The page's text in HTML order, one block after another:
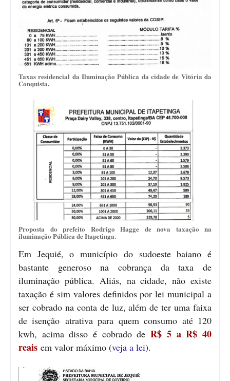
Taxas residencial da Iluminação Pública da cidade de Vitória da
Conquista.
Proposta do prefeito Rodrigo Hagge de nova taxação na
iluminação Pública de Itapetinga.
Em Jequié, o município do sudoeste baiano é
bastante generoso na cobrança da taxa de
iluminação pública. Aliás, na cidade, não existe
taxação é sim valores definidos por lei municipal a
ser cobrado na conta de luz, além de ter uma faixa
de isenção atrativa para quem consumo até 120
kwh, acima disso é cobrado deR$ 5 a R$ 40
reais em valor máximo (veja a lei).